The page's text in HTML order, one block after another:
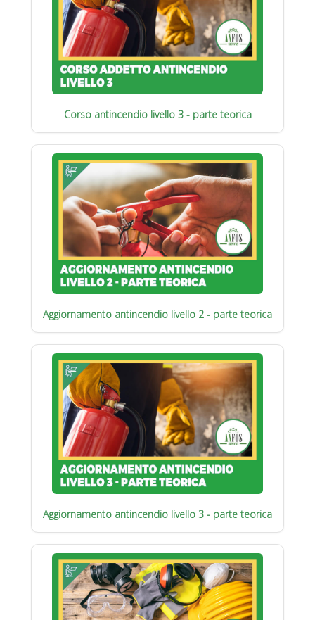
Corso antincendio livello 3 - parte teorica
Aggiornamento antincendio livello 2 - parte teorica
Aggiornamento antincendio livello 3 - parte teorica